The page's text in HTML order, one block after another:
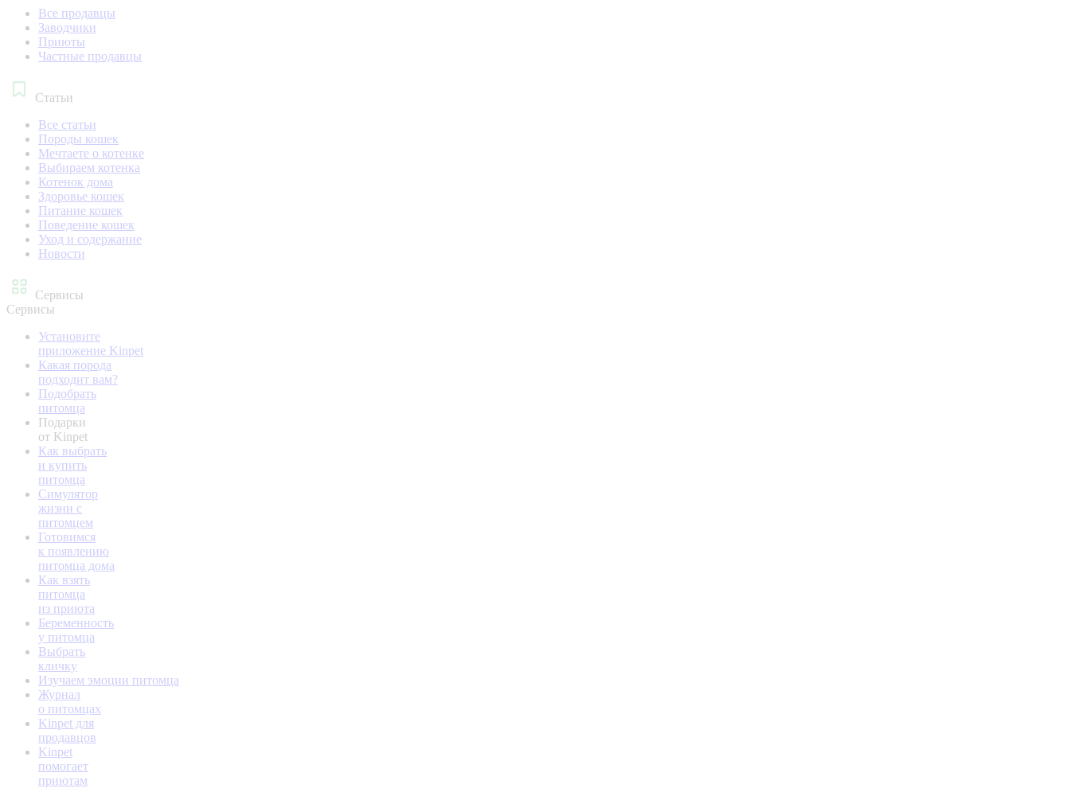
Все продавцы
Заводчики
Приюты
Частные продавцы
Статьи
Все статьи
Породы кошек
Мечтаете о котенке
Выбираем котенка
Котенок дома
Здоровье кошек
Питание кошек
Поведение кошек
Уход и содержание
Новости
Сервисы
Сервисы
Установите
приложение Kinpet
Какая порода
подходит вам?
Подобрать
питомца
Подарки
от Kinpet
Как выбрать
и купить
питомца
Симулятор
жизни с
питомцем
Готовимся
к появлению
питомца дома
Как взять
питомца
из приюта
Беременность
у питомца
Выбрать
кличку
Изучаем эмоции питомца
Журнал
о питомцах
Kinpet для
продавцов
Kinpet
помогает
приютам